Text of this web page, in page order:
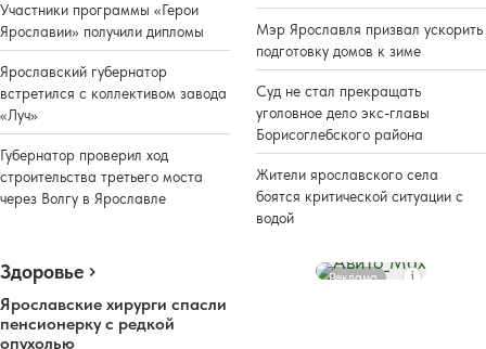
Участники программы «Герои
Ярославии» получили дипломы
Ярославский губернатор
встретился с коллективом завода
«Луч»
Губернатор проверил ход
строительства третьего моста
через Волгу в Ярославле
Мэр Ярославля призвал ускорить
подготовку домов к зиме
Суд не стал прекращать
уголовное дело экс-главы
Борисоглебского района
Жители ярославского села
боятся критической ситуации с
водой
Здоровье
Ярославские хирурги спасли
пенсионерку с редкой
опухолью
Реклама